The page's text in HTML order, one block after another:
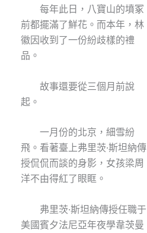
每年此日，八寶山的墳冢
前都擺滿了鮮花。而本年，林
徽因收到了一份紛歧樣的禮
品。
故事還要從三個月前說
起。
一月份的北京，細雪紛
飛。看著臺上弗里茨·斯坦納傳
授侃侃而談的身影，女孩梁周
洋不由得紅了眼眶。
弗里茨·斯坦納傳授任職于
美國賓夕法尼亞年夜學韋茨曼